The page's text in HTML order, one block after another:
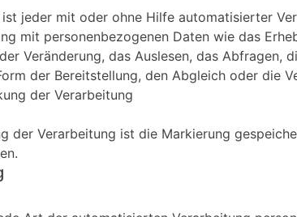
jeder mit oder ohne Hilfe automatisierter
mit personenbezogenen Daten wie das
Veränderung, das Auslesen, das
der Bereitstellung, den Abgleich oder die
der Verarbeitung
der Verarbeitung ist die Markierung